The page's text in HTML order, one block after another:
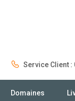
Service Client :
Domaines